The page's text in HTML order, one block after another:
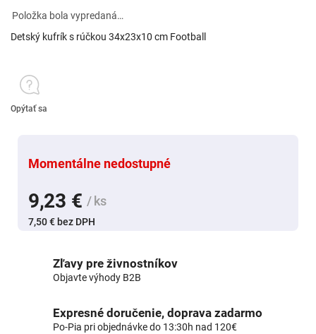
9,23 € / ks
7,50 € bez DPH
Momentálne nedostupné
Položka bola vypredaná…
Detský kufrík s rúčkou 34x23x10 cm Football
Opýtať sa
Zľavy pre živnostníkov
Objavte výhody B2B
Expresné doručenie, doprava zadarmo
Po-Pia pri objednávke do 13:30h nad 120€